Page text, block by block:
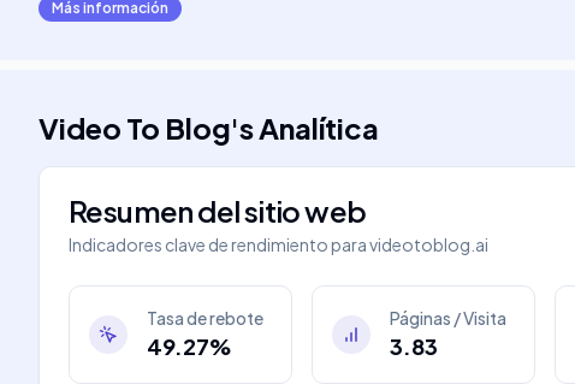
Más información
Video To Blog'sAnalítica
Resumen del sitio web
Indicadores clave de rendimiento paravideotoblog.ai
Tasa de rebote
49.27%
Páginas / Visita
3.83